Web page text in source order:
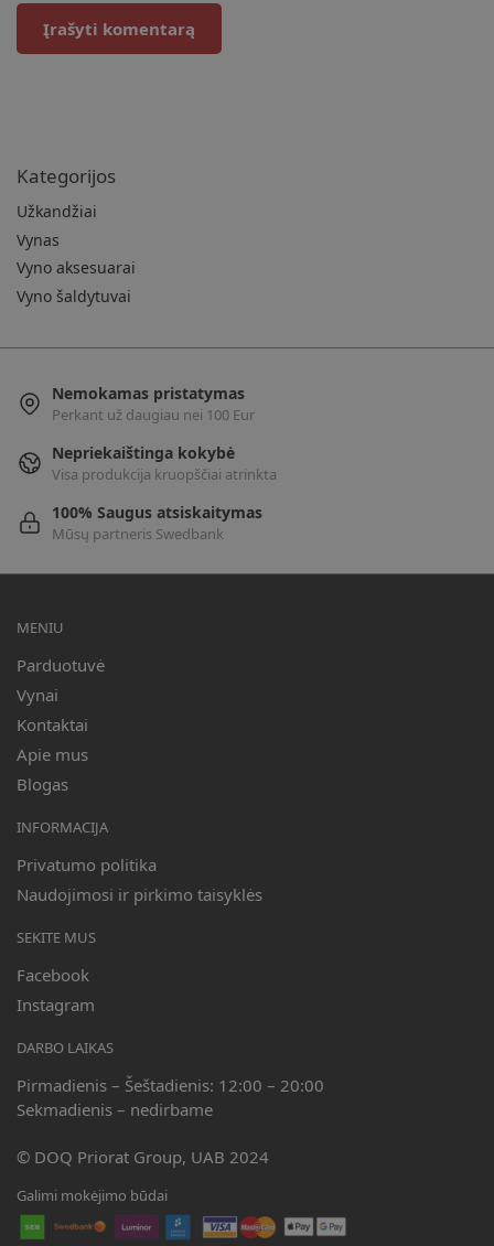
Kategorijos
Užkandžiai
Vynas
Vyno aksesuarai
Vyno šaldytuvai
Nemokamas pristatymas
Perkant už daugiau nei 100 Eur
Nepriekaištinga kokybė
Visa produkcija kruopščiai atrinkta
100% Saugus atsiskaitymas
Mūsų partneris Swedbank
MENIU
Parduotuvė
Vynai
Kontaktai
Apie mus
Blogas
INFORMACIJA
Privatumo politika
Naudojimosi ir pirkimo taisyklės
SEKITE MUS
Facebook
Instagram
DARBO LAIKAS
Pirmadienis – Šeštadienis: 12:00 – 20:00
Sekmadienis – nedirbame
© DOQ Priorat Group, UAB 2024
Galimi mokėjimo būdai